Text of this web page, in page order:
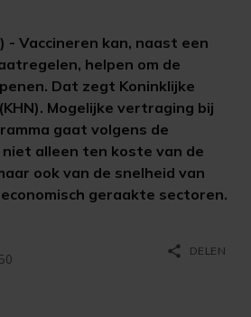
- Vaccineren kan, naast een
helpen om de
Dat zegt Koninklijke
Mogelijke vertraging bij
gaat volgens de
alleen ten koste van de
ook van de snelheid van
geraakte sectoren.
share DELEN